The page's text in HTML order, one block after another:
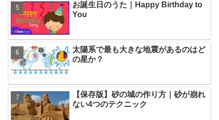
お誕生日のうた｜Happy Birthday to
You
太陽系で最も大きな地震があるのはど
の星か？
【保存版】砂の城の作り方｜砂が崩れ
ない4つのテクニック